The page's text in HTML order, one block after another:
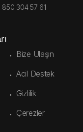
304 57 61
Bize Ulaşın
Acil Destek
Gizlilik
Çerezler